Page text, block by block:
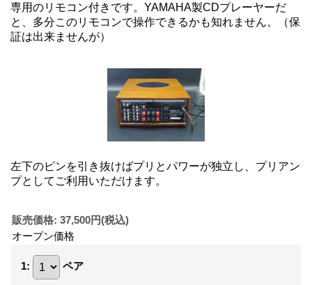
専用のリモコン付きです。YAMAHA製CDプレーヤーだ
と、多分このリモコンで操作できるかも知れません。（保
証は出来ませんが）
左下のピンを引き抜けばプリとパワーが独立し、プリアン
プとしてご利用いただけます。
販売価格: 37,500円(税込)
オープン価格
1: ペア